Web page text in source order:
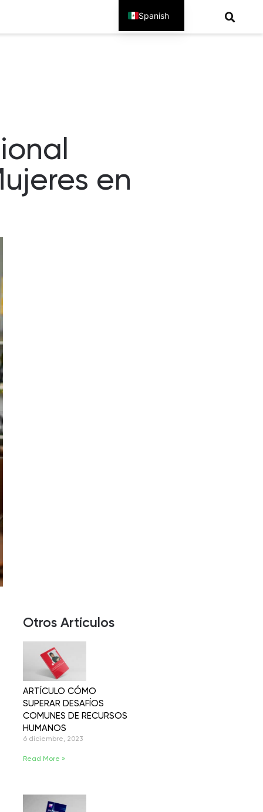
en
Otros Artículos
ARTÍCULO CÓMO
SUPERAR DESAFÍOS
COMUNES DE RECURSOS
HUMANOS
6 diciembre, 2023
Read More »
Spanish
English